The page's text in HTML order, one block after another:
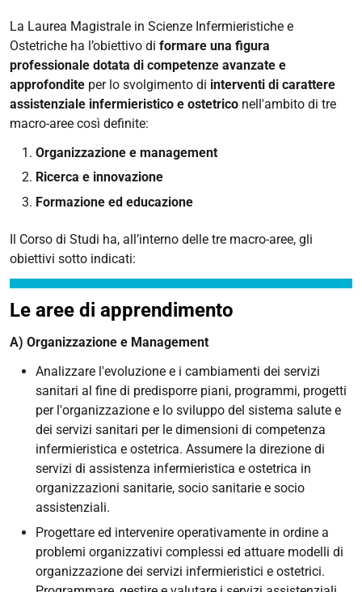
La Laurea Magistrale in Scienze Infermieristiche e
Ostetriche ha l’obiettivo di formare una figura
professionale dotata di competenze avanzate e
approfondite per lo svolgimento di interventi di carattere
assistenziale infermieristico e ostetrico nell'ambito di tre
macro-aree così definite:
Organizzazione e management
Ricerca e innovazione
Formazione ed educazione
Il Corso di Studi ha, all’interno delle tre macro-aree, gli
obiettivi sotto indicati:
Le aree di apprendimento
A) Organizzazione e Management
Analizzare l'evoluzione e i cambiamenti dei servizi
sanitari al fine di predisporre piani, programmi, progetti
per l'organizzazione e lo sviluppo del sistema salute e
dei servizi sanitari per le dimensioni di competenza
infermieristica e ostetrica. Assumere la direzione di
servizi di assistenza infermieristica e ostetrica in
organizzazioni sanitarie, socio sanitarie e socio
assistenziali.
Progettare ed intervenire operativamente in ordine a
problemi organizzativi complessi ed attuare modelli di
organizzazione dei servizi infermieristici e ostetrici.